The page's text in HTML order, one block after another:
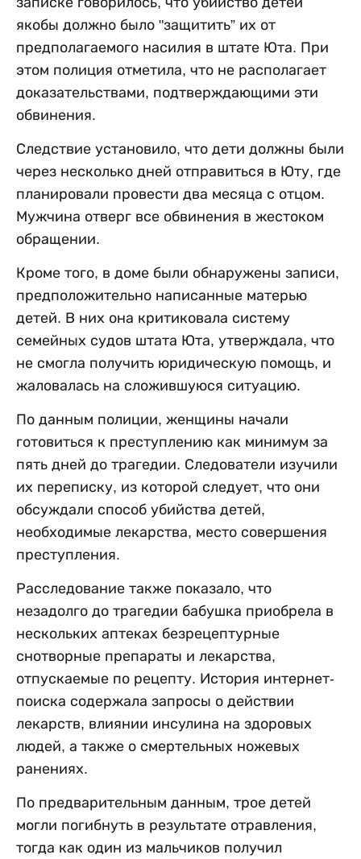
якобы должно было "защитить” их от
предполагаемого насилия в штате Юта. При
этом полиция отметила, что не располагает
доказательствами, подтверждающими эти
обвинения.
Следствие установило, что дети должны были
через несколько дней отправиться в Юту, где
планировали провести два месяца с отцом.
Мужчина отверг все обвинения в жестоком
обращении.
Кроме того, в доме были обнаружены записи,
предположительно написанные матерью
детей. В них она критиковала систему
семейных судов штата Юта, утверждала, что
не смогла получить юридическую помощь, и
жаловалась на сложившуюся ситуацию.
По данным полиции, женщины начали
готовиться к преступлению как минимум за
пять дней до трагедии. Следователи изучили
их переписку, из которой следует, что они
обсуждали способ убийства детей,
необходимые лекарства, место совершения
преступления.
Расследование также показало, что
незадолго до трагедии бабушка приобрела в
нескольких аптеках безрецептурные
снотворные препараты и лекарства,
отпускаемые по рецепту. История интернет-
поиска содержала запросы о действии
лекарств, влиянии инсулина на здоровых
людей, а также о смертельных ножевых
ранениях.
По предварительным данным, трое детей
могли погибнуть в результате отравления,
тогда как один из мальчиков получил